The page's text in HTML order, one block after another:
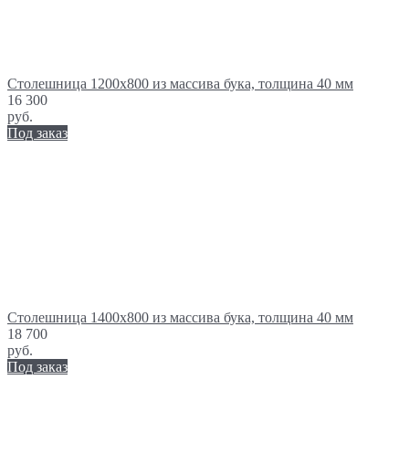
Столешница 1200х800 из массива бука, толщина 40 мм
16 300
руб.
Под заказ
Столешница 1400х800 из массива бука, толщина 40 мм
18 700
руб.
Под заказ